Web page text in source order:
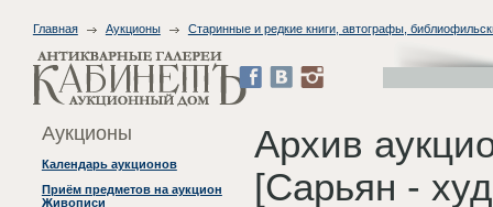
Главная Аукционы Старинные и редкие книги, автографы,
Аукционы
Календарь аукционов
Приём предметов на аукцион
Живописи
Архив
[Сарьян -